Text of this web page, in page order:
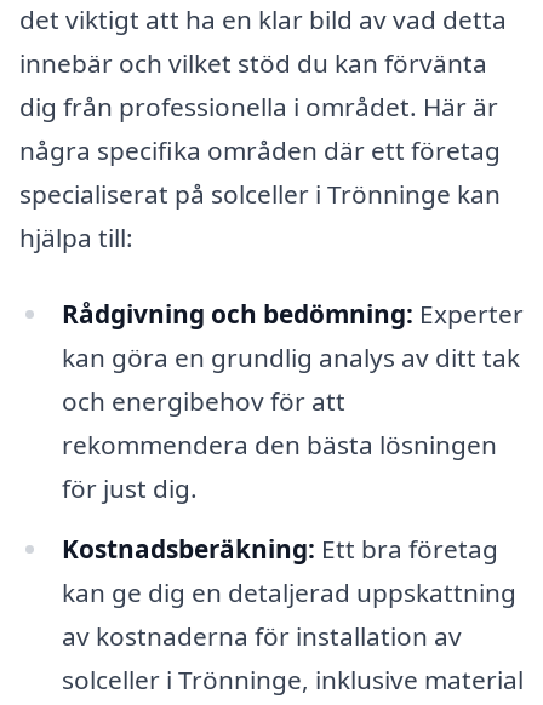
det viktigt att ha en klar bild av vad detta
innebär och vilket stöd du kan förvänta
dig från professionella i området. Här är
några specifika områden där ett företag
specialiserat på solceller i Trönninge kan
hjälpa till:
Rådgivning och bedömning: Experter
kan göra en grundlig analys av ditt tak
och energibehov för att
rekommendera den bästa lösningen
för just dig.
Kostnadsberäkning: Ett bra företag
kan ge dig en detaljerad uppskattning
av kostnaderna för installation av
solceller i Trönninge, inklusive material